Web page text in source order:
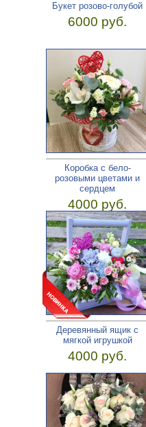
Букет розово-голубой
6000 руб.
Коробка с бело-
розовыми цветами и
сердцем
4000 руб.
Деревянный ящик с
мягкой игрушкой
4000 руб.